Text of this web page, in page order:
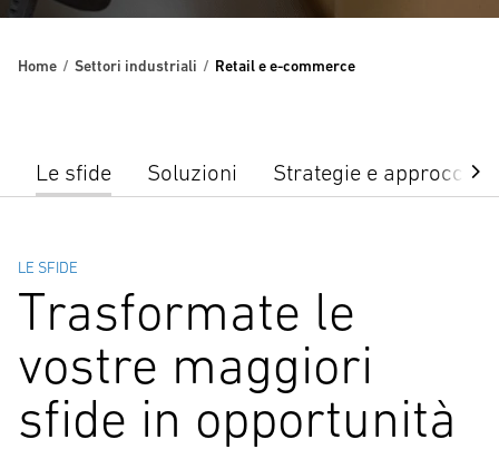
Home Settori industriali Retail e e-commerce
Le sfide Soluzioni Strategie e approcci
LE SFIDE
Trasformate le
vostre maggiori
sfide in opportunità